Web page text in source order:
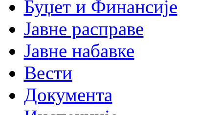
Буџет и Финансије
Јавне расправе
Јавне набавке
Вести
Документа